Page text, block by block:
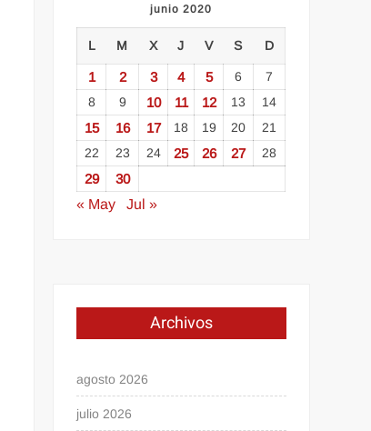
junio 2020
L M X J V S D
1 2 3 4 5 6
7
8
9 10 11 12 13 14
15 16 17 18 19 20
21
22
23 24 25 26 27 28
29
30
« May
Jul »
Archivos
agosto 2026
julio 2026